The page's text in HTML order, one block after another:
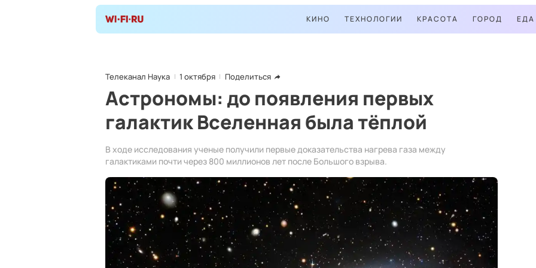
КИНО ТЕХНОЛОГИИ КРАСОТА ГОРОД ЕДА
Телеканал Наука 1 октября Поделиться
Астрономы: до появления первых
галактик Вселенная была тёплой
В ходе исследования ученые получили первые доказательства нагрева газа между
галактиками почти через 800 миллионов лет после Большого взрыва.